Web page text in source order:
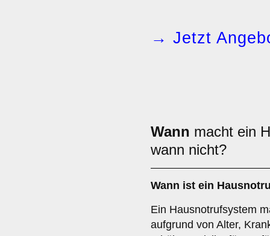
→ Jetzt
Wann macht ein
wann nicht?
Wann ist ein
Ein Hausnotrufsystem
aufgrund von Alter,